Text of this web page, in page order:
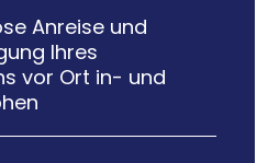
Anreise und
Ihres
vor Ort in- und